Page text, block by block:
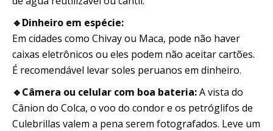
🔹Dinheiro em espécie:
Em cidades como Chivay ou Maca, pode não haver
caixas eletrônicos ou eles podem não aceitar cartões.
É recomendável levar soles peruanos em dinheiro.
🔹Câmera ou celular com boa bateria:A vista do
Cânion do Colca, o voo do condor e os petróglifos de
Culebrillas valem a pena serem fotografados. Leve um